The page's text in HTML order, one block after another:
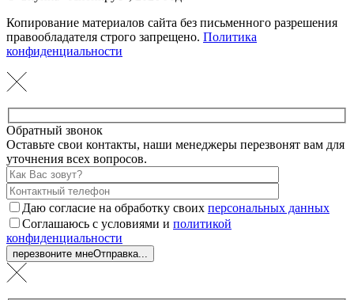
Копирование материалов сайта без письменного разрешения
правообладателя строго запрещено. Политика
конфиденциальности
Обратный звонок
Оставьте свои контакты, наши менеджеры перезвонят вам для
уточнения всех вопросов.
Даю согласие на обработку своих персональных данных
Соглашаюсь с условиями и политикой
конфиденциальности
перезвоните мнеОтправка...